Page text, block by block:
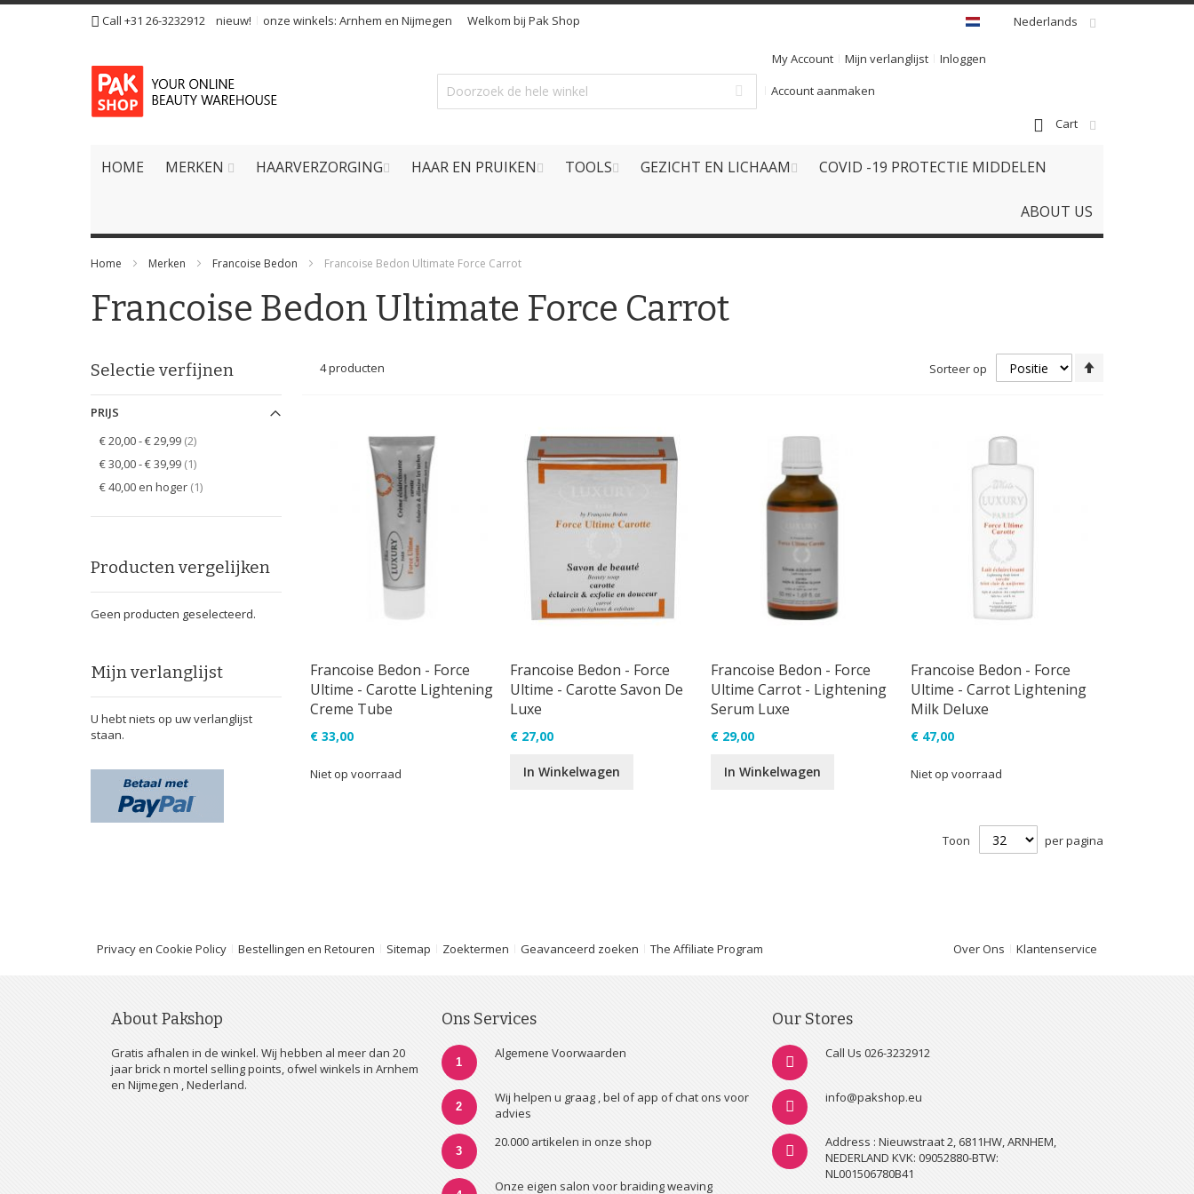
Ga
de
inhoud
Call +31 26-3232912 nieuw! onze winkels: Arnhem en Nijmegen Welkom bij Pak Shop Nederlands
My Account Mijn verlanglijst
Inloggen
Account aanmaken
Cart
HOME MERKEN HAARVERZORGING HAAR EN PRUIKEN TOOLS GEZICHT EN LICHAAM COVID -19 PROTECTIE MIDDELEN
ABOUT US
Home Merken Francoise Bedon Francoise Bedon Ultimate Force Carrot
Francoise Bedon Ultimate Force Carrot
4producten Sorteer op
Francoise Bedon - Force
Ultime - Carotte Lightening
Creme Tube
€ 33,00
Niet op voorraad
Francoise Bedon - Force
Ultime - Carotte Savon De
Luxe
€ 27,00
In Winkelwagen
Francoise Bedon - Force
Ultime Carrot - Lightening
Serum Luxe
€ 29,00
In Winkelwagen
Francoise Bedon - Force
Ultime - Carrot Lightening
Milk Deluxe
€ 47,00
Niet op voorraad
Toon per pagina
Selectie verfijnen
PRIJS
€ 20,00-€ 29,99 2items
€ 30,00-€ 39,99 1item
€ 40,00 en hoger 1item
Producten vergelijken
Geen producten geselecteerd.
Mijn verlanglijst
U hebt niets op uw verlanglijst
staan.
Privacy en Cookie Policy Bestellingen en Retouren Sitemap Zoektermen Geavanceerd zoeken The Affiliate Program Over Ons Klantenservice
About Pakshop
Gratis afhalen in de winkel. Wij hebben al meer dan 20
jaar brick n mortel selling points, ofwel winkels in Arnhem
en Nijmegen , Nederland.
Ons Services
1
Algemene Voorwaarden
2
Wij helpen u graag , bel of app of chat ons voor
advies
3
20.000 artikelen in onze shop
Onze eigen salon voor braiding weaving
Our Stores
Call Us 026-3232912
info@pakshop.eu
Address : Nieuwstraat 2, 6811HW, ARNHEM,
NEDERLAND KVK: 09052880-BTW:
NL001506780B41